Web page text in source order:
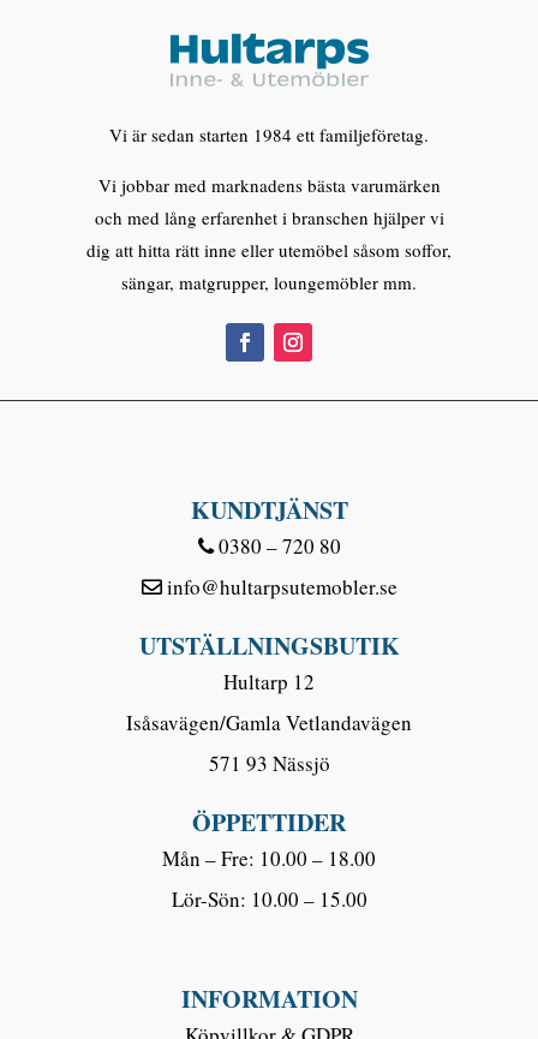
Vi är sedan starten 1984 ett familjeföretag.
Vi jobbar med marknadens bästa varumärken
och med lång erfarenhet i branschen hjälper vi
dig att hitta rätt inne eller utemöbel såsom soffor,
sängar, matgrupper, loungemöbler mm.
KUNDTJÄNST
0380 – 720 80
info@hultarpsutemobler.se
UTSTÄLLNINGSBUTIK
Hultarp 12
Isåsavägen/Gamla Vetlandavägen
571 93 Nässjö
ÖPPETTIDER
Mån – Fre: 10.00 – 18.00
Lör-Sön: 10.00 – 15.00
INFORMATION